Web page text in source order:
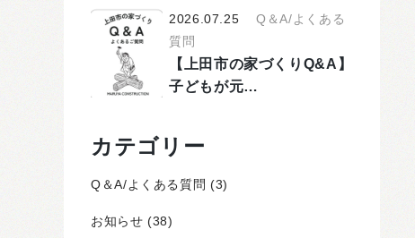
2026.07.25
Q＆A/よくある
質問
【上田市の家づくりQ&A】
子どもが元…
カテゴリー
Q＆A/よくある質問 (3)
お知らせ (38)